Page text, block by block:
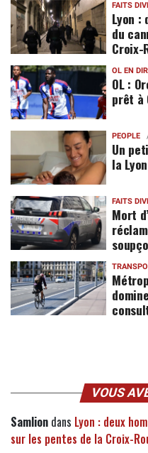
FAITS
Lyon :
du
Croix-
OL EN
OL :
prêt à
PEOPLE
Un
la
FAITS
Mort
VOUS
Samlion dans Lyon : deux
sur les pentes de la Croix-